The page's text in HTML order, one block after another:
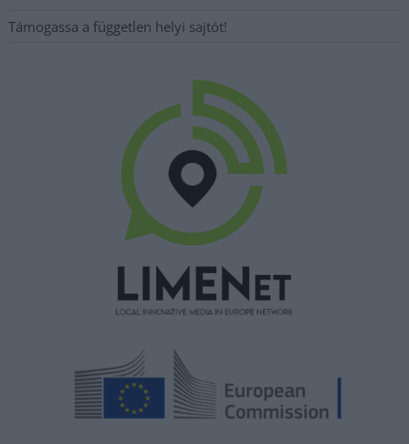
Támogassa a független helyi sajtót!